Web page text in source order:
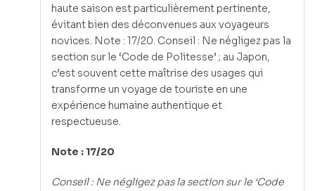
haute saison est particulièrement pertinente,
évitant bien des déconvenues aux voyageurs
novices. Note : 17/20. Conseil : Ne négligez pas la
section sur le ‘Code de Politesse’ ; au Japon,
c’est souvent cette maîtrise des usages qui
transforme un voyage de touriste en une
expérience humaine authentique et
respectueuse.
Note : 17/20
Conseil : Ne négligez pas la section sur le ‘Code